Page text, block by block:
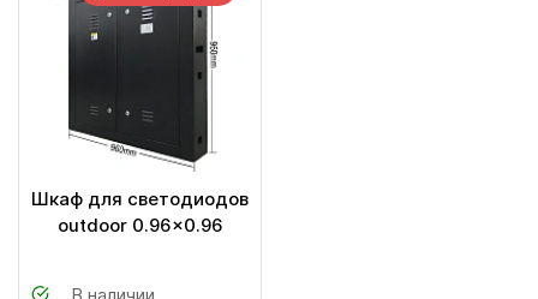
Шкаф для светодиодов
outdoor 0.96x0.96